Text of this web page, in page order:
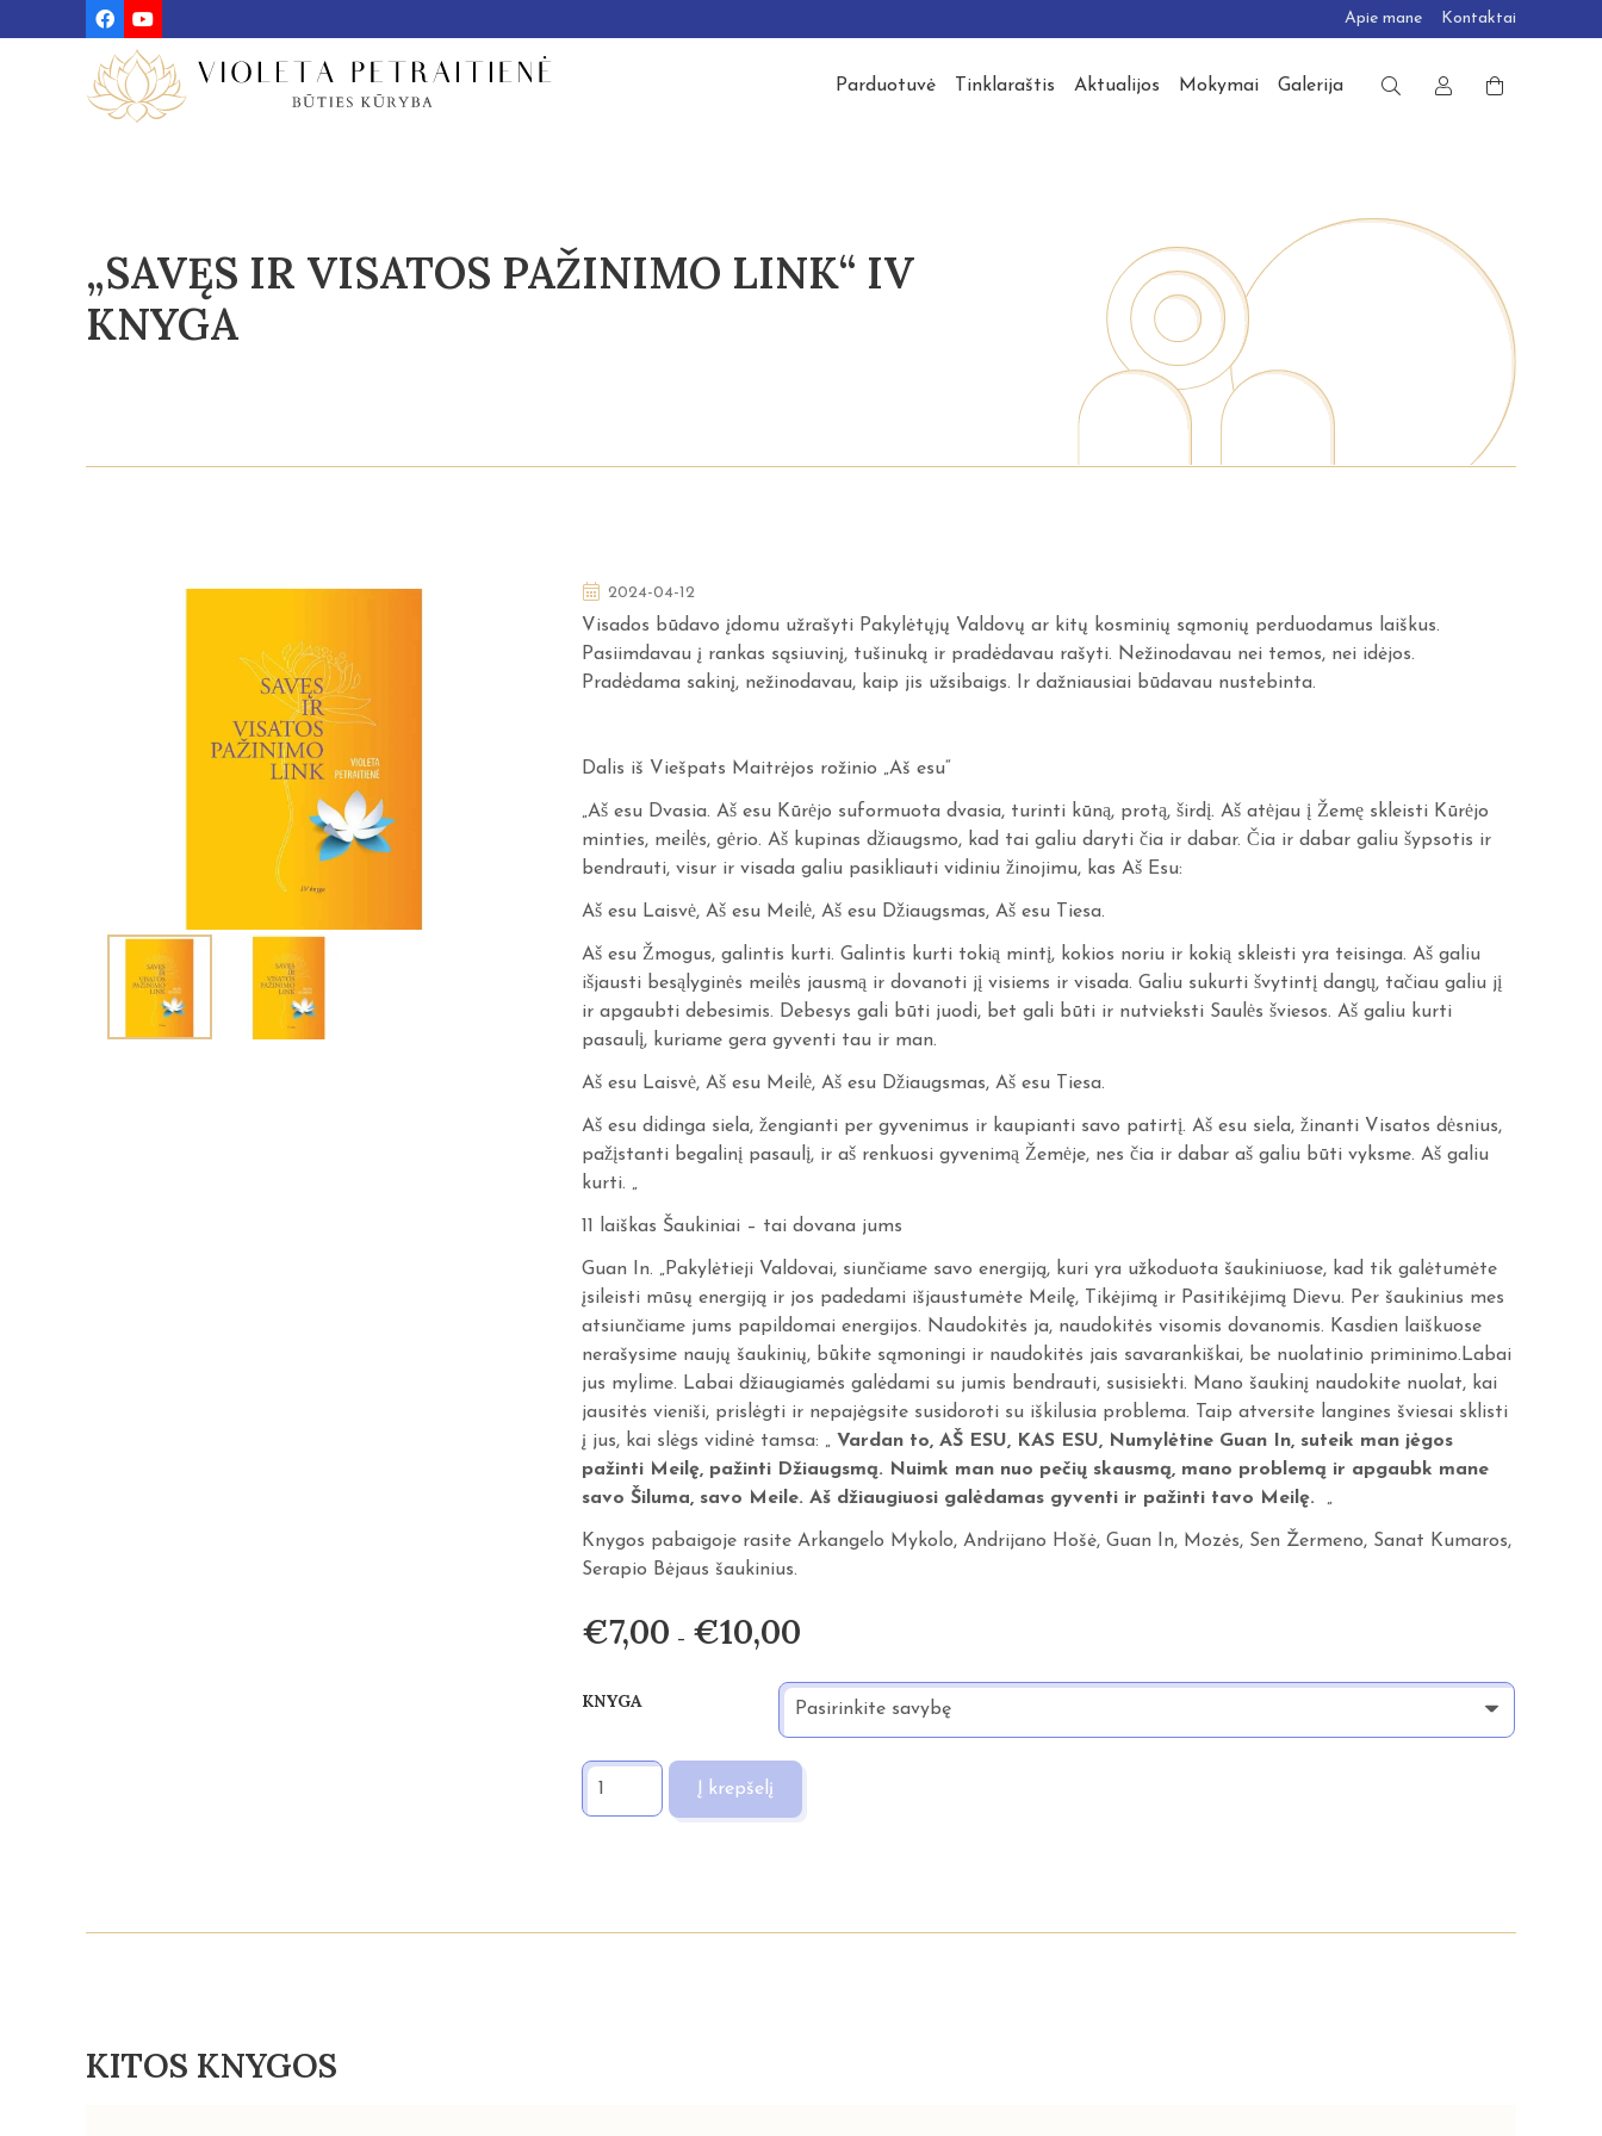
Apie mane Kontaktai
Parduotuvė Tinklaraštis Aktualijos Mokymai Galerija
„SAVĘS IR VISATOS PAŽINIMO LINK“ IV
KNYGA
2024-04-12
Visados būdavo įdomu užrašyti Pakylėtųjų Valdovų ar kitų kosminių sąmonių perduodamus laiškus.
Pasiimdavau į rankas sąsiuvinį, tušinuką ir pradėdavau rašyti. Nežinodavau nei temos, nei idėjos.
Pradėdama sakinį, nežinodavau, kaip jis užsibaigs. Ir dažniausiai būdavau nustebinta.
Dalis iš Viešpats Maitrėjos rožinio „Aš esu“
„Aš esu Dvasia. Aš esu Kūrėjo suformuota dvasia, turinti kūną, protą, širdį. Aš atėjau į Žemę skleisti Kūrėjo
minties, meilės, gėrio. Aš kupinas džiaugsmo, kad tai galiu daryti čia ir dabar. Čia ir dabar galiu šypsotis ir
bendrauti, visur ir visada galiu pasikliauti vidiniu žinojimu, kas Aš Esu:
Aš esu Laisvė, Aš esu Meilė, Aš esu Džiaugsmas, Aš esu Tiesa.
Aš esu Žmogus, galintis kurti. Galintis kurti tokią mintį, kokios noriu ir kokią skleisti yra teisinga. Aš galiu
išjausti besąlyginės meilės jausmą ir dovanoti jį visiems ir visada. Galiu sukurti švytintį dangų, tačiau galiu jį
ir apgaubti debesimis. Debesys gali būti juodi, bet gali būti ir nutvieksti Saulės šviesos. Aš galiu kurti
pasaulį, kuriame gera gyventi tau ir man.
Aš esu Laisvė, Aš esu Meilė, Aš esu Džiaugsmas, Aš esu Tiesa.
Aš esu didinga siela, žengianti per gyvenimus ir kaupianti savo patirtį. Aš esu siela, žinanti Visatos dėsnius,
pažįstanti begalinį pasaulį, ir aš renkuosi gyvenimą Žemėje, nes čia ir dabar aš galiu būti vyksme. Aš galiu
kurti. „
11 laiškas Šaukiniai – tai dovana jums
Guan In. „Pakylėtieji Valdovai, siunčiame savo energiją, kuri yra užkoduota šaukiniuose, kad tik galėtumėte
įsileisti mūsų energiją ir jos padedami išjaustumėte Meilę, Tikėjimą ir Pasitikėjimą Dievu. Per šaukinius mes
atsiunčiame jums papildomai energijos. Naudokitės ja, naudokitės visomis dovanomis. Kasdien laiškuose
nerašysime naujų šaukinių, būkite sąmoningi ir naudokitės jais savarankiškai, be nuolatinio priminimo.Labai
jus mylime. Labai džiaugiamės galėdami su jumis bendrauti, susisiekti. Mano šaukinį naudokite nuolat, kai
jausitės vieniši, prislėgti ir nepajėgsite susidoroti su iškilusia problema. Taip atversite langines šviesai sklisti
į jus, kai slėgs vidinė tamsa: „ Vardan to, AŠ ESU, KAS ESU, Numylėtine Guan In, suteik man jėgos
pažinti Meilę, pažinti Džiaugsmą. Nuimk man nuo pečių skausmą, mano problemą ir apgaubk mane
savo Šiluma, savo Meile. Aš džiaugiuosi galėdamas gyventi ir pažinti tavo Meilę. „
Knygos pabaigoje rasite Arkangelo Mykolo, Andrijano Hošė, Guan In, Mozės, Sen Žermeno, Sanat Kumaros,
Serapio Bėjaus šaukinius.
€7,00 – €10,00Price
€7,00
through
€10,00
KNYGA
PRODUKTO
KIEKIS:
„SAVĘS
Į krepšelį
KITOS KNYGOS